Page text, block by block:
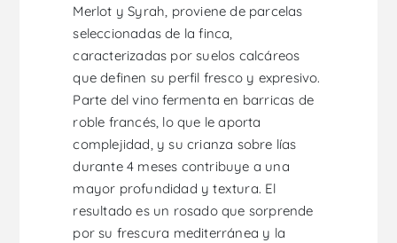
Merlot y Syrah, proviene de parcelas
seleccionadas de la finca,
caracterizadas por suelos calcáreos
que definen su perfil fresco y expresivo.
Parte del vino fermenta en barricas de
roble francés, lo que le aporta
complejidad, y su crianza sobre lías
durante 4 meses contribuye a una
mayor profundidad y textura. El
resultado es un rosado que sorprende
por su frescura mediterránea y la